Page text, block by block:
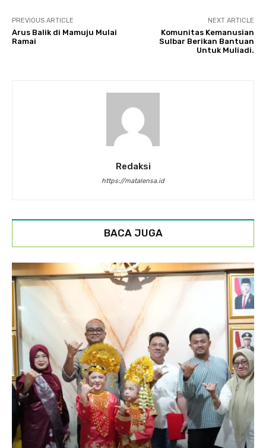
PREVIOUS ARTICLE
Arus Balik di Mamuju Mulai
Ramai
NEXT ARTICLE
Komunitas Kemanusian
Sulbar Berikan Bantuan
Untuk Muliadi.
Redaksi
https://matalensa.id
BACA JUGA